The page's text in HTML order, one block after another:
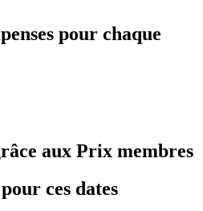
pour chaque
aux Prix membres
ces dates